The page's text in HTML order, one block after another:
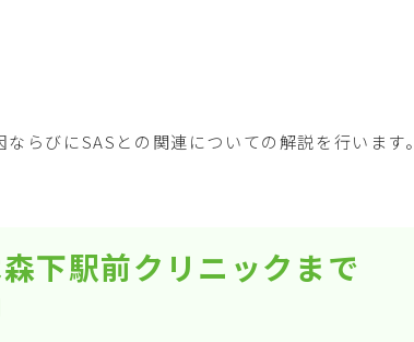
らびにSASとの関連についての解説を行います。
下駅前クリニックまで